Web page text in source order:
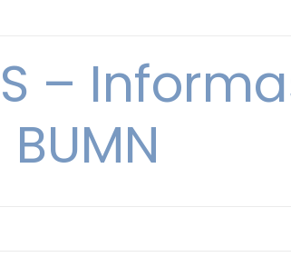
–
BUMN